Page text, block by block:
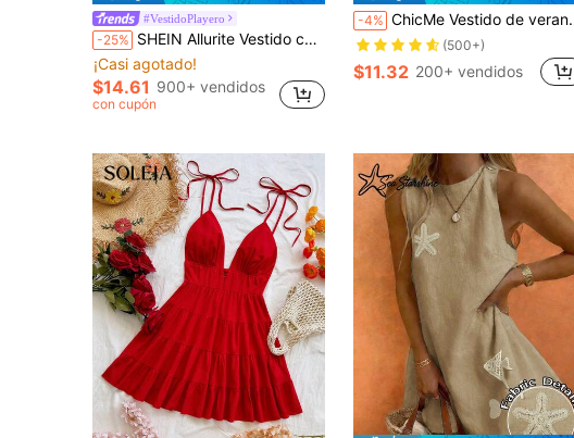
#VestidoPlayero
-25% SHEIN Allurite Vestido corto elegante y sexy para mujer, cuello en V, verano, playa y vacaciones
¡Casi agotado!
$14.61 900+ vendidos
con cupón
-4% ChicMe Vestido de verano elegante sin mangas con estampado de árbol de palma y bloques de color, estilo minimalista, para vacaciones en la playa
(500+)
$11.32 200+ vendidos